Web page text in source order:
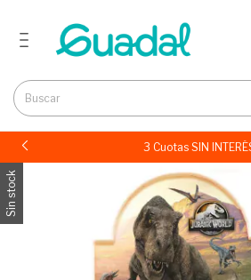
3 Cuotas SIN
Sin stock